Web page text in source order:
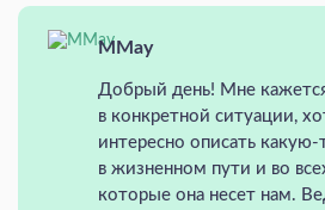
MMay
Добрый день! Мне
в конкретной ситуации,
интересно описать
в жизненном пути и во
которые она несет нам.